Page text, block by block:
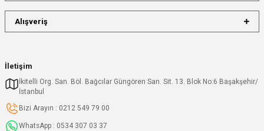
İletişim
İkitelli Org. San. Böl. Bağcılar Güngören San. Sit. 13. Blok No:6 Başakşehir/
İstanbul
Bizi Arayın : 0212 549 79 00
WhatsApp : 0534 307 03 37
Alışveriş